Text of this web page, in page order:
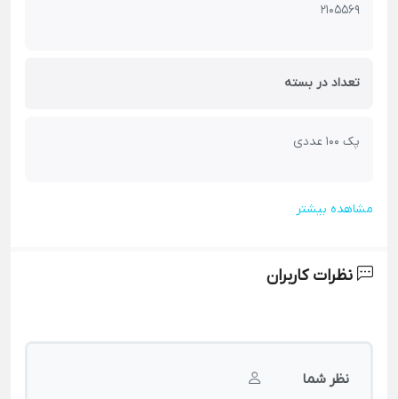
2105569
تعداد در بسته
پک 100 عددی
مشاهده بیشتر
نظرات کاربران
نظر شما